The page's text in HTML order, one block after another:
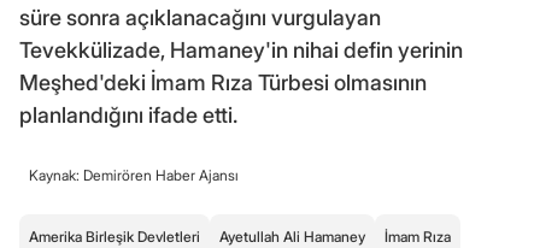
süre sonra açıklanacağını vurgulayan
Tevekkülizade, Hamaney'in nihai defin yerinin
Meşhed'deki İmam Rıza Türbesi olmasının
planlandığını ifade etti.
Kaynak: Demirören Haber Ajansı
Amerika Birleşik Devletleri Ayetullah Ali Hamaney İmam Rıza